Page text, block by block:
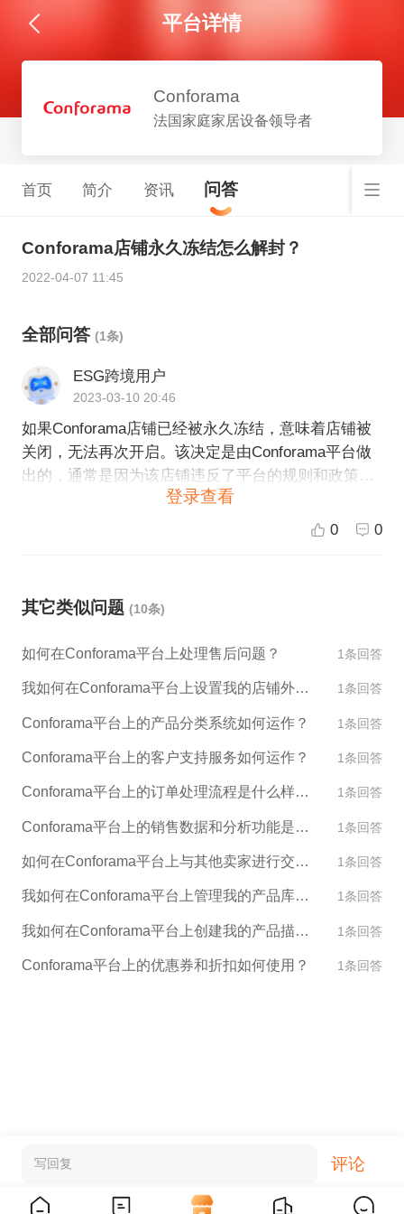
平台详情
Conforama
法国家庭家居设备领导者
首页 简介 资讯 问答
Conforama店铺永久冻结怎么解封？
2022-04-07 11:45
全部问答 (1条)
ESG跨境用户
2023-03-10 20:46
如果Conforama店铺已经被永久冻结，意味着店铺被
关闭，无法再次开启。该决定是由Conforama平台做
出的，通常是因为该店铺违反了平台的规则和政策，
或者存在严重违规行为。 如果您认为这是一个错误的
决定，您可以联系Conforama平台的客服部门，并说
登录查看
0 0
其它类似问题 (10条)
如何在Conforama平台上处理售后问题？ 1条回答
我如何在Conforama平台上设置我的店铺外观和设计？ 1条回答
Conforama平台上的产品分类系统如何运作？ 1条回答
Conforama平台上的客户支持服务如何运作？ 1条回答
Conforama平台上的订单处理流程是什么样的？ 1条回答
Conforama平台上的销售数据和分析功能是什么？ 1条回答
如何在Conforama平台上与其他卖家进行交流和合作？ 1条回答
我如何在Conforama平台上管理我的产品库存？ 1条回答
我如何在Conforama平台上创建我的产品描述和图片？ 1条回答
Conforama平台上的优惠券和折扣如何使用？ 1条回答
写回复 评论